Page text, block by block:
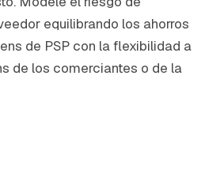
equilibrando los ahorros
de PSP con la flexibilidad a
de los comerciantes o de la